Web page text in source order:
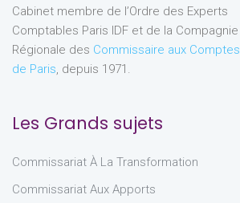
Cabinet membre de l’Ordre des Experts
Comptables Paris IDF et de la Compagnie
Régionale des Commissaire aux Comptes
de Paris, depuis 1971.
Les Grands sujets
Commissariat À La Transformation
Commissariat Aux Apports